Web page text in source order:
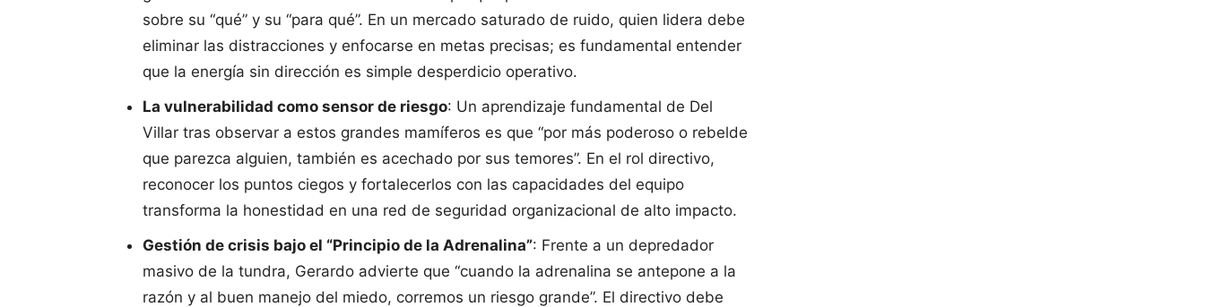
sobre su “qué” y su “para qué”. En un mercado saturado de ruido, quien lidera debe
eliminar las distracciones y enfocarse en metas precisas; es fundamental entender
que la energía sin dirección es simple desperdicio operativo.
La vulnerabilidad como sensor de riesgo: Un aprendizaje fundamental de Del
Villar tras observar a estos grandes mamíferos es que “por más poderoso o rebelde
que parezca alguien, también es acechado por sus temores”. En el rol directivo,
reconocer los puntos ciegos y fortalecerlos con las capacidades del equipo
transforma la honestidad en una red de seguridad organizacional de alto impacto.
Gestión de crisis bajo el “Principio de la Adrenalina”: Frente a un depredador
masivo de la tundra, Gerardo advierte que “cuando la adrenalina se antepone a la
razón y al buen manejo del miedo, corremos un riesgo grande”. El directivo debe